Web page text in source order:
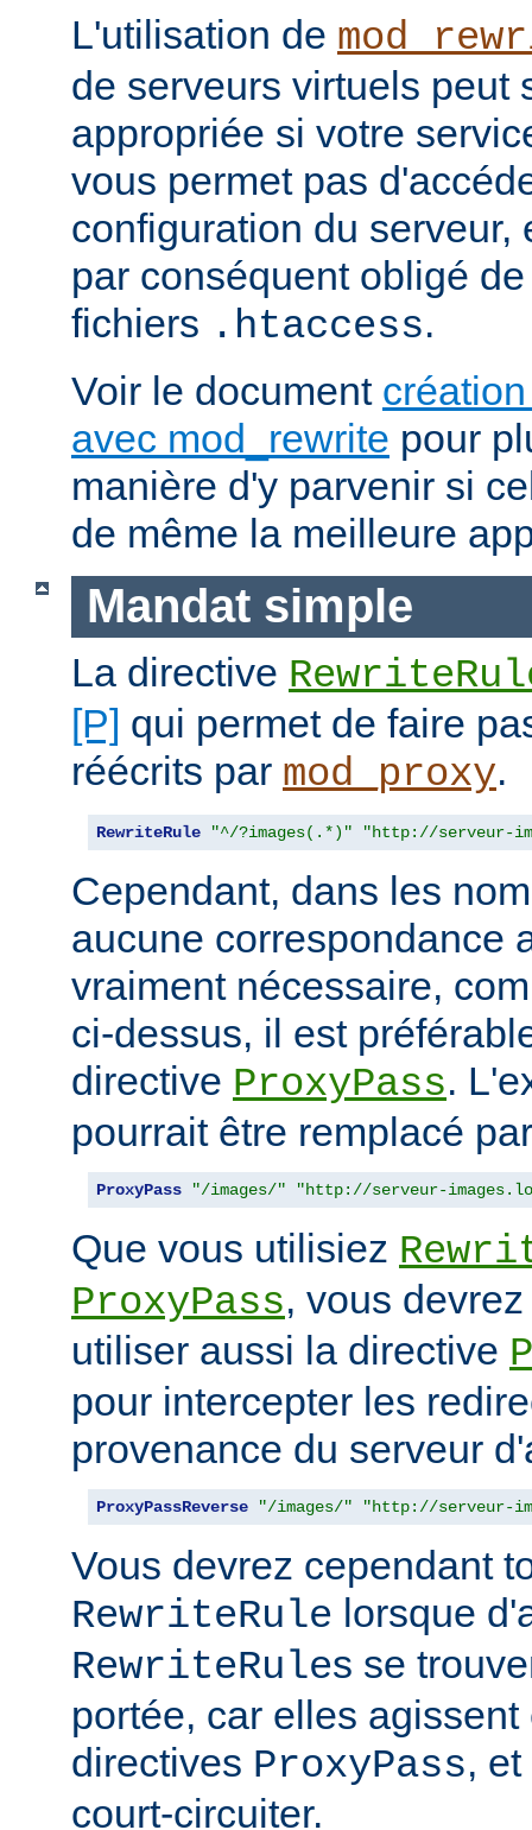
L'utilisation de
de serveurs virtuels peut
appropriée si votre
vous permet pas
configuration du serveur,
par conséquent obligé
fichiers .htaccess.
Voir le document
avec mod_rewrite pour
manière d'y parvenir si
de même la meilleure
Mandat simple
La directive
[P] qui permet de faire
réécrits par mod_proxy.
RewriteRule "^/?images(.*)" "http://serveur-
Cependant, dans les
aucune correspondance
vraiment nécessaire,
ci-dessus, il est
directive ProxyPass.
pourrait être remplacé
ProxyPass "/images/" "http://serveur-
Que vous utilisiez
ProxyPass, vous
utiliser aussi la directive
pour intercepter les
provenance du serveur
ProxyPassReverse "/images/" "http://serveur-
Vous devrez cependant
RewriteRule lorsque
RewriteRules se
portée, car elles
directives ProxyPass,
court-circuiter.